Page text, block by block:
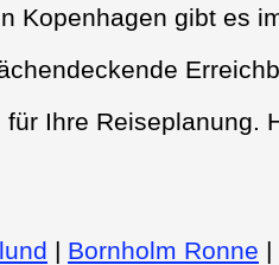
Kopenhagen gibt es
Ihre Reiseplanung.
| Bornholm Ronne |